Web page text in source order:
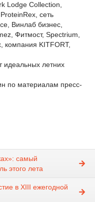
Lodge Collection,
сеть
Винлаб бизнес,
Фитмост, Spectrium,
компания KITFORT,
идеальных летних
по материалам пресс-
самый
этого лета
в XIII ежегодной